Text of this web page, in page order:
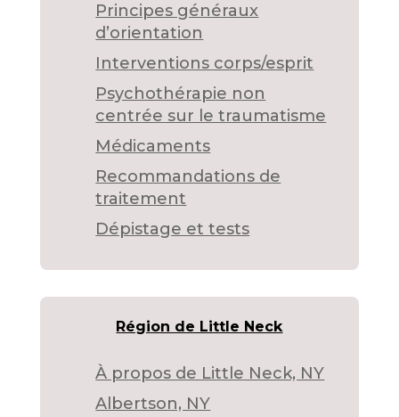
Principes généraux
d’orientation
Interventions corps/esprit
Psychothérapie non
centrée sur le traumatisme
Médicaments
Recommandations de
traitement
Dépistage et tests
Région de Little Neck
À propos de Little Neck, NY
Albertson, NY